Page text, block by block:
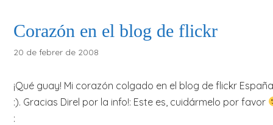
Corazón en el blog de flickr
20 de febrer de 2008
¡Qué guay! Mi corazón colgado en el blog de flickr España
:). Gracias Direl por la info!: Este es, cuidármelo por favor
: